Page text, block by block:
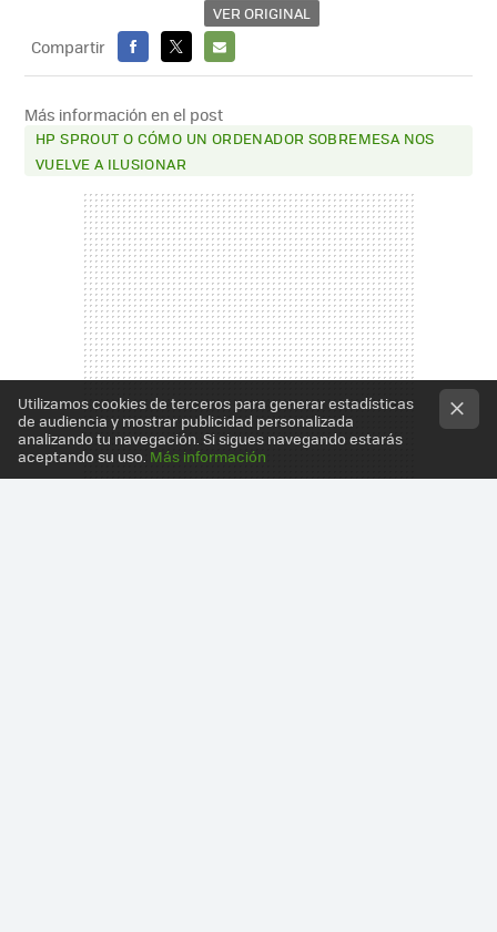
VER ORIGINAL
Compartir
FACEBOOK
X
E-
MAIL
Más información en el post
HP SPROUT O CÓMO UN ORDENADOR SOBREMESA NOS
VUELVE A ILUSIONAR
Utilizamos cookies de terceros para generar estadísticas
de audiencia y mostrar publicidad personalizada
analizando tu navegación. Si sigues navegando estarás
aceptando su uso. Más información